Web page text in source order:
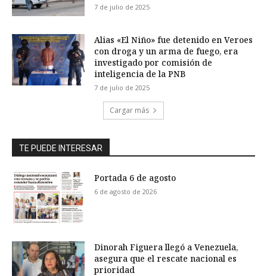
7 de julio de 2025
Alias «El Niño» fue detenido en Veroes
con droga y un arma de fuego, era
investigado por comisión de
inteligencia de la PNB
7 de julio de 2025
Cargar más
TE PUEDE INTERESAR
Portada 6 de agosto
6 de agosto de 2026
Dinorah Figuera llegó a Venezuela,
asegura que el rescate nacional es
prioridad